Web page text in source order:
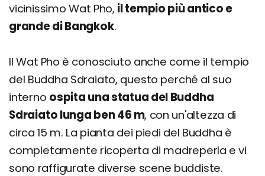
vicinissimo Wat Pho, il tempio più antico e
grande di Bangkok.
Il Wat Pho è conosciuto anche come il tempio
del Buddha Sdraiato, questo perché al suo
interno ospita una statua del Buddha
Sdraiato lunga ben 46 m, con un'altezza di
circa 15 m. La pianta dei piedi del Buddha è
completamente ricoperta di madreperla e vi
sono raffigurate diverse scene buddiste.